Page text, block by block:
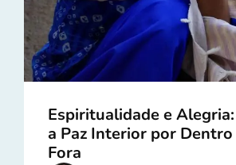
Espiritualidade e
a Paz Interior por
Fora